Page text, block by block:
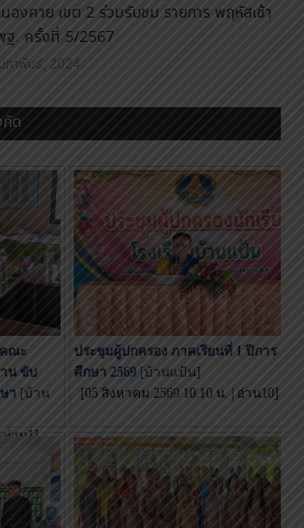
องคาย เขต 2 ร่วมรับชม รายการ พฤหัสเช้า
ฐ. ครั้งที่ 5/2567
ภาพันธ์, 2024
กัด